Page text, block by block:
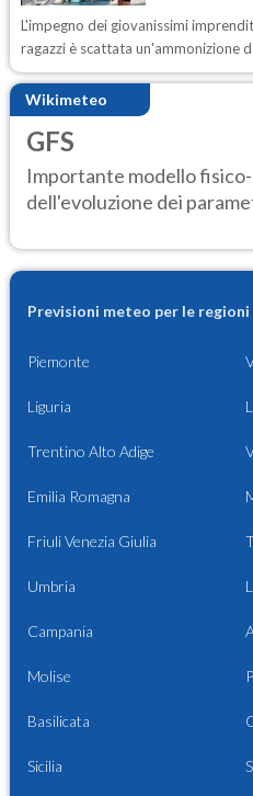
L'impegno dei giovanissimi
ragazzi è scattata un'ammonizione
Wikimeteo
GFS
Importante modello
dell'evoluzione dei
Previsioni meteo per le
Piemonte
Liguria
Trentino Alto Adige
Emilia Romagna
Friuli Venezia Giulia
Umbria
Campania
Molise
Basilicata
Sicilia